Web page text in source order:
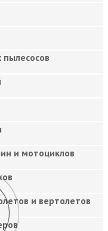
и мотоциклов
и вертолетов